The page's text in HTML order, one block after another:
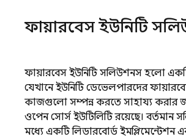
ফায়ারবেস ইউনিটি
ফায়ারবেস ইউনিটি সলিউশনস হলো
যেখানে ইউনিটি ডেভেলপারদের
কাজগুলো সম্পন্ন করতে সাহায্য করার
ওপেন সোর্স ইউটিলিটি রয়েছে।
মধ্যে একটি লিডারবোর্ড ইমপ্লিমেন্টেশন